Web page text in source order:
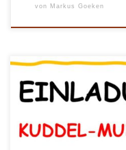
von Markus Goeken
gelost und nach Zeit
27.09.2024 verbindlich